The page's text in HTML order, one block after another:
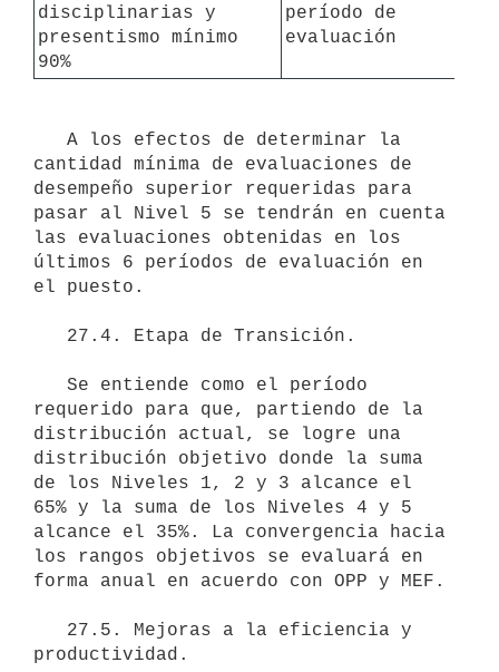
disciplinarias y
presentismo mínimo
90%
período de
evaluación
cantidad mínima de evaluaciones de
desempeño superior requeridas para
pasar al Nivel 5 se tendrán en cuenta
las evaluaciones obtenidas en los
últimos 6 períodos de evaluación en
el puesto.
requerido para que, partiendo de la
distribución actual, se logre una
distribución objetivo donde la suma
de los Niveles 1, 2 y 3 alcance el
65% y la suma de los Niveles 4 y 5
alcance el 35%. La convergencia hacia
los rangos objetivos se evaluará en
forma anual en acuerdo con OPP y MEF.
productividad.